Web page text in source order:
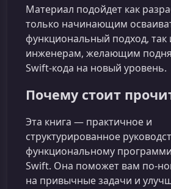
Материал подойдет как
только начинающим
функциональный подход,
инженерам, желающим
Swift‑кода на новый уровень.
Почему стоит
Эта книга — практичное и
структурированное
функциональному
Swift. Она поможет вам
на привычные задачи и